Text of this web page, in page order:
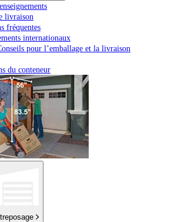
livraison
fréquentes
internationaux
pour l’emballage et la livraison
du conteneur